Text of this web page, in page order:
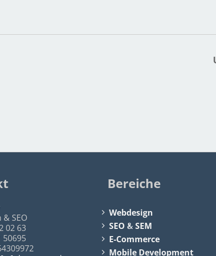
SEO
02 63
50695
Bereiche
Webdesign
SEO &SEM
E-Commerce
Mobile Development